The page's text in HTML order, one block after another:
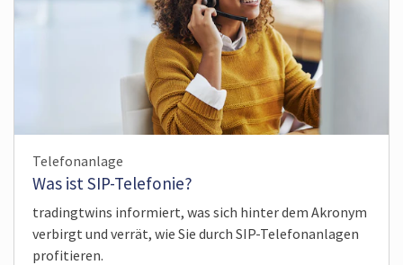
Telefonanlage
Was ist SIP-Telefonie?
tradingtwins informiert, was sich hinter dem Akronym
verbirgt und verrät, wie Sie durch SIP-Telefonanlagen
profitieren.